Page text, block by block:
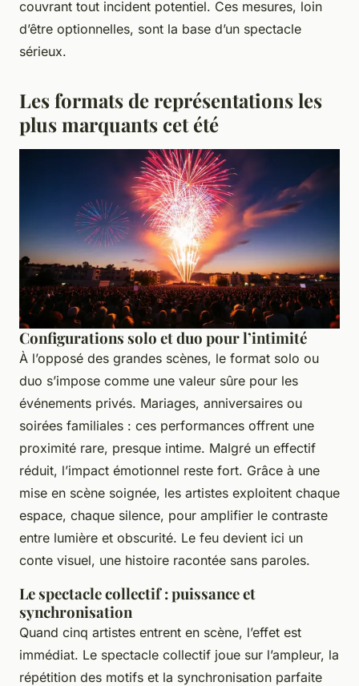
couvrant tout incident potentiel. Ces mesures, loin
d’être optionnelles, sont la base d’un spectacle
sérieux.
Les formats de représentations les
plus marquants cet été
Configurations solo et duo pour l’intimité
À l’opposé des grandes scènes, le format solo ou
duo s’impose comme une valeur sûre pour les
événements privés. Mariages, anniversaires ou
soirées familiales : ces performances offrent une
proximité rare, presque intime. Malgré un effectif
réduit, l’impact émotionnel reste fort. Grâce à une
mise en scène soignée, les artistes exploitent chaque
espace, chaque silence, pour amplifier le contraste
entre lumière et obscurité. Le feu devient ici un
conte visuel, une histoire racontée sans paroles.
Le spectacle collectif : puissance et
synchronisation
Quand cinq artistes entrent en scène, l’effet est
immédiat. Le spectacle collectif joue sur l’ampleur, la
répétition des motifs et la synchronisation parfaite